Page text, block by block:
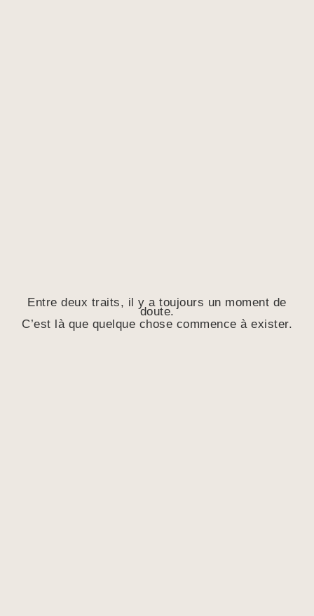
Entre deux traits, il y a toujours un moment de
doute.
C’est là que quelque chose commence à exister.